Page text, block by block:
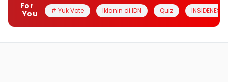
For
You
# Yuk Vote Iklanin di IDN Quiz INSIDENESIA